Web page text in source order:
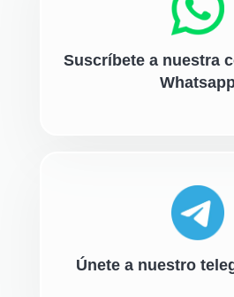
Suscríbete a nuestra
Únete a nuestro